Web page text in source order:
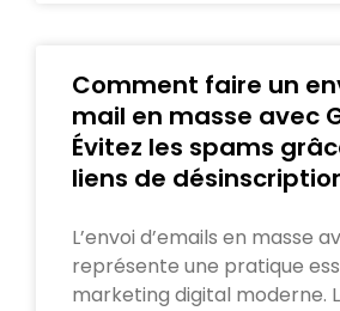
Comment faire un
mail en masse avec
Évitez les spams
liens de
L’envoi d’emails en masse
représente une pratique
marketing digital moderne.